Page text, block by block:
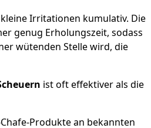
Irritationen kumulativ. Die
genug Erholungszeit, sodass
wütenden Stelle wird, die
ist oft effektiver als die
Produkte an bekannten